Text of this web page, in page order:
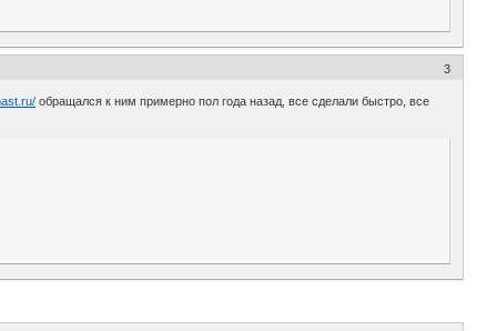
3
обращался к ним примерно пол года назад, все сделали быстро, все